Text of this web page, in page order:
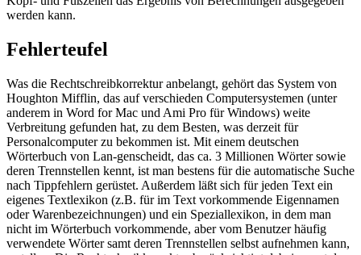
werden kann.
Fehlerteufel
Was die Rechtschreibkorrektur anbelangt, gehört das System von
Houghton Mifflin, das auf verschieden Computersystemen (unter
anderem in Word for Mac und Ami Pro für Windows) weite
Verbreitung gefunden hat, zu dem Besten, was derzeit für
Personalcomputer zu bekommen ist. Mit einem deutschen
Wörterbuch von Lan-genscheidt, das ca. 3 Millionen Wörter sowie
deren Trennstellen kennt, ist man bestens für die automatische Suche
nach Tippfehlern gerüstet. Außerdem läßt sich für jeden Text ein
eigenes Textlexikon (z.B. für im Text vorkommende Eigennamen
oder Warenbezeichnungen) und ein Speziallexikon, in dem man
nicht im Wörterbuch vorkommende, aber vom Benutzer häufig
verwendete Wörter samt deren Trennstellen selbst aufnehmen kann,